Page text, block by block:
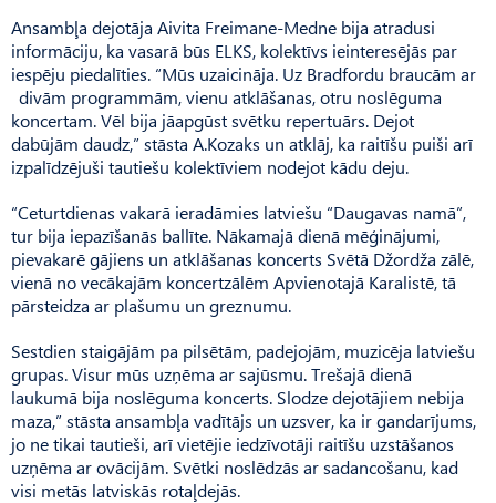
Ansambļa dejotāja Aivita Freimane-Medne bija atradusi
informāciju, ka vasarā būs ELKS, kolektīvs ieinteresējās par
iespēju piedalīties. “Mūs uzaicināja. Uz Bradfordu braucām ar
divām programmām, vienu atklāšanas, otru noslēguma
koncertam. Vēl bija jāapgūst svētku repertuārs. Dejot
dabūjām daudz,” stāsta A.Kozaks un atklāj, ka raitīšu puiši arī
izpalīdzējuši tautiešu kolektīviem nodejot kādu deju.
“Ceturtdienas vakarā ieradāmies latviešu “Daugavas namā”,
tur bija iepazīšanās ballīte. Nākamajā dienā mēģinājumi,
pievakarē gājiens un atklāšanas koncerts Svētā Džordža zālē,
vienā no vecākajām koncertzālēm Apvienotajā Karalistē, tā
pārsteidza ar plašumu un greznumu.
Sestdien staigājām pa pilsētām, padejojām, muzicēja latviešu
grupas. Visur mūs uzņēma ar sajūsmu. Trešajā dienā
laukumā bija noslēguma koncerts. Slodze dejotājiem nebija
maza,” stāsta ansambļa vadītājs un uzsver, ka ir gandarījums,
jo ne tikai tautieši, arī vietējie iedzīvotāji raitīšu uzstāšanos
uzņēma ar ovācijām. Svētki noslēdzās ar sadancošanu, kad
visi metās latviskās rotaļdejās.